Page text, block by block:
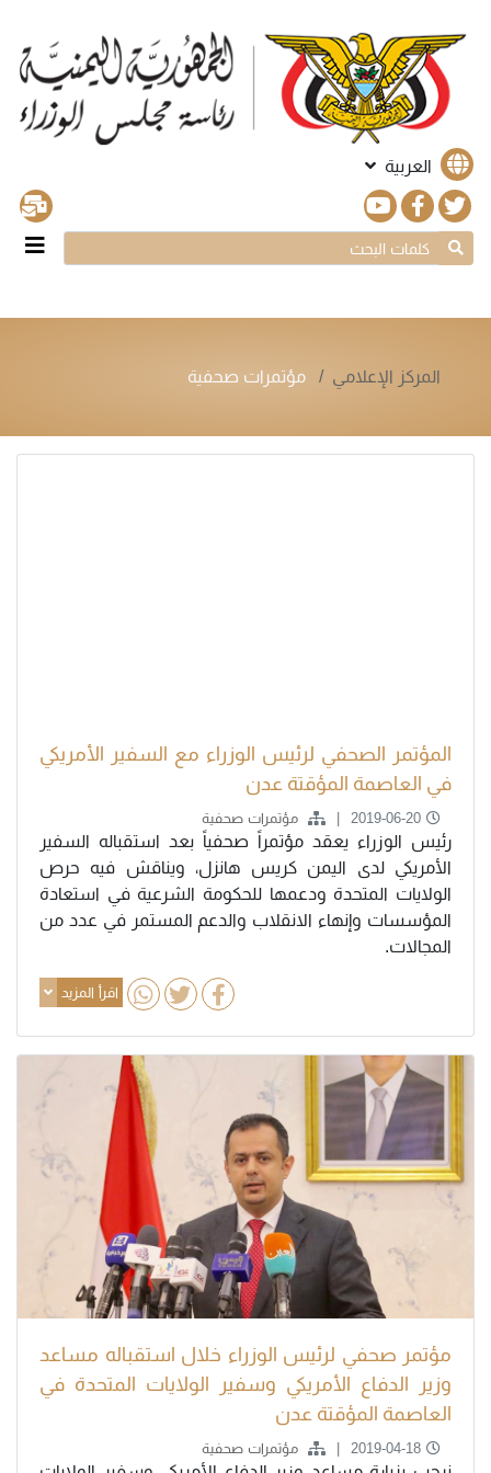
العربية
المركز الإعلامي مؤتمرات صحفية
المؤتمر الصحفي لرئيس الوزراء مع السفير الأمريكي
في العاصمة المؤقتة عدن
2019-06-20 مؤتمرات صحفية
رئيس الوزراء يعقد مؤتمراً صحفياً بعد استقباله السفير
الأمريكي لدى اليمن كريس هانزل، ويناقش فيه حرص
الولايات المتحدة ودعمها للحكومة الشرعية في استعادة
المؤسسات وإنهاء الانقلاب والدعم المستمر في عدد من
المجالات.
اقرأ المزيد
مؤتمر صحفي لرئيس الوزراء خلال استقباله مساعد
وزير الدفاع الأمريكي وسفير الولايات المتحدة في
العاصمة المؤقتة عدن
2019-04-18 مؤتمرات صحفية